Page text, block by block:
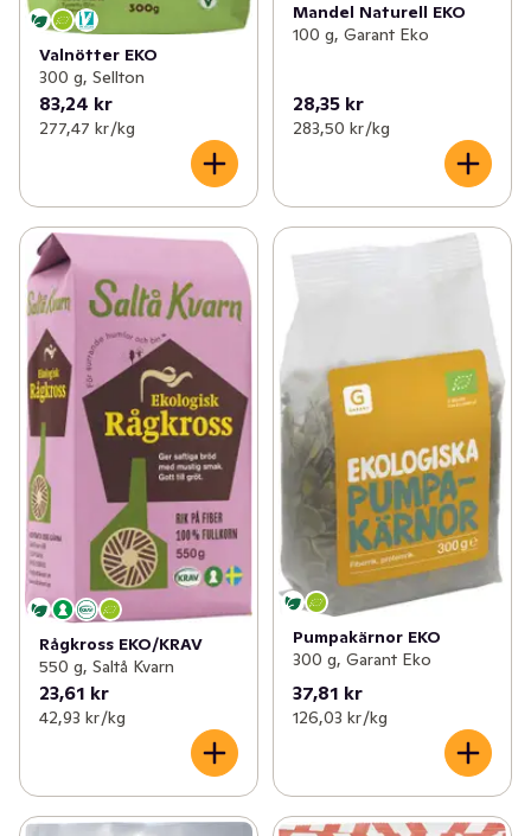
Valnötter EKO
300 g, Sellton
83,24 kr
277,47 kr /kg
Mandel Naturell EKO
100 g, Garant Eko
28,35 kr
283,50 kr /kg
Rågkross EKO/KRAV
550 g, Saltå Kvarn
23,61 kr
42,93 kr /kg
Pumpakärnor EKO
300 g, Garant Eko
37,81 kr
126,03 kr /kg